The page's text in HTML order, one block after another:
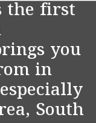
the first
you
in
South